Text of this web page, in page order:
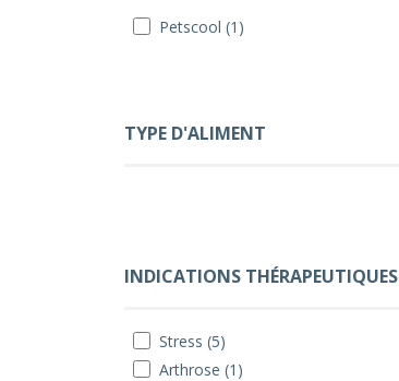
Petscool (1)
TYPE D'ALIMENT
INDICATIONS THÉRAPEUTIQUES
Stress (5)
Arthrose (1)